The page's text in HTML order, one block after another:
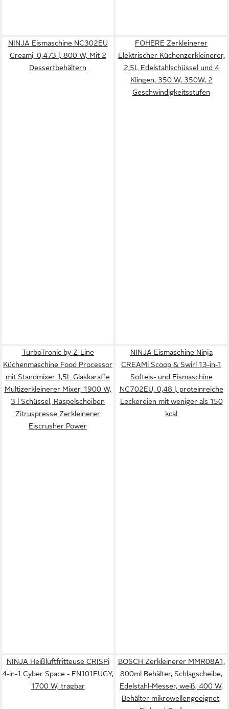
NINJA Eismaschine NC302EU
Creami, 0,473 l, 800 W, Mit 2
Dessertbehältern
FOHERE Zerkleinerer
Elektrischer Küchenzerkleinerer,
2,5L Edelstahlschüssel und 4
Klingen, 350 W, 350W, 2
Geschwindigkeitsstufen
TurboTronic by Z-Line
Küchenmaschine Food Processor
mit Standmixer 1,5L Glaskaraffe
Multizerkleinerer Mixer, 1900 W,
3 l Schüssel, Raspelscheiben
Zitruspresse Zerkleinerer
Eiscrusher Power
NINJA Eismaschine Ninja
CREAMi Scoop & Swirl 13-in-1
Softeis- und Eismaschine
NC702EU, 0,48 l, proteinreiche
Leckereien mit weniger als 150
kcal
NINJA Heißluftfritteuse CRISPi
4-in-1 Cyber Space - FN101EUGY,
1700 W, tragbar
BOSCH Zerkleinerer MMR08A1,
800ml Behälter, Schlagscheibe,
Edelstahl-Messer, weiß, 400 W,
Behälter mikrowellengeeignet,